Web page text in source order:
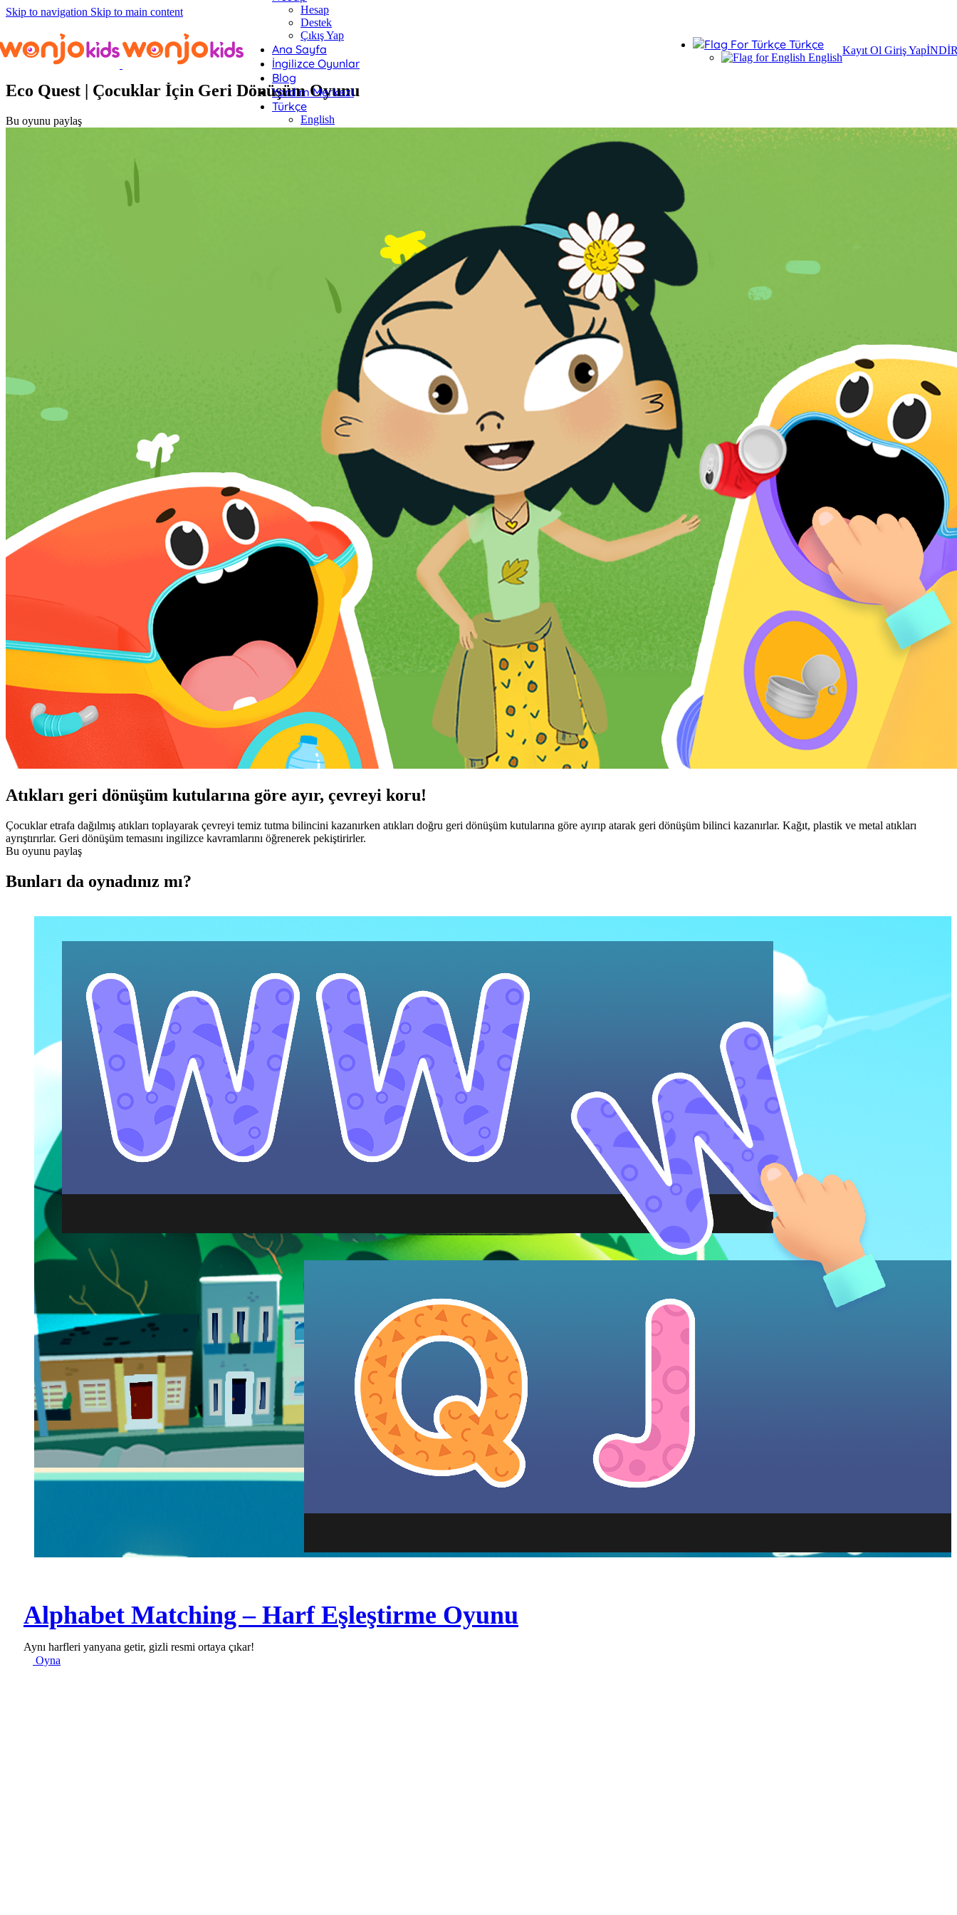
Skip to navigation Skip to main content
Hesap
Destek
Çıkış Yap
Ana Sayfa
İngilizce Oyunlar
Blog
Yardım Merkezi
Türkçe
English
Türkçe
English
Kayıt Ol Giriş Yap
Oyunlar/ Eco Quest | Çocuklar İçin Geri Dönüşüm Oyunu
Eco Quest | Çocuklar İçin Geri Dönüşüm Oyunu
Bu oyunu paylaş
Atıkları geri dönüşüm kutularına göre ayır, çevreyi koru!
Çocuklar etrafa dağılmış atıkları toplayarak çevreyi temiz tutma bilincini kazanırken atıkları doğru geri dönüşüm kutularına göre ayırıp atarak geri dönüşüm bilinci kazanırlar. Kağıt, plastik ve metal atıkları
ayrıştırırlar. Geri dönüşüm temasını ingilizce kavramlarını öğrenerek pekiştirirler.
Bu oyunu paylaş
Bunları da oynadınız mı?
Alphabet Matching – Harf Eşleştirme Oyunu
Aynı harfleri yanyana getir, gizli resmi ortaya çıkar!
Oyna